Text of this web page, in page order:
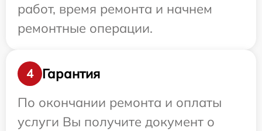
работ, время ремонта и начнем
ремонтные операции.
4
Гарантия
По окончании ремонта и оплаты
услуги Вы получите документ о